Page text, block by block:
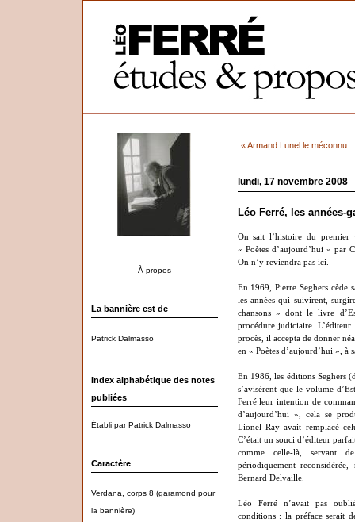
À propos
La bannière est de
Patrick Dalmasso
Index alphabétique des notes
publiées
Établi par Patrick Dalmasso
Caractère
Verdana, corps 8 (garamond pour
la bannière)
« Armand Lunel le
lundi, 17 novembre 2008
Léo Ferré, les années-
On sait l’histoire du premier
« Poètes d’aujourd’hui » par
On n’y reviendra pas ici.
En 1969, Pierre Seghers cède
les années qui suivirent,
chansons » dont le livre
procédure judiciaire.
procès, il accepta de donner
en « Poètes d’aujourd’hui », à
En 1986, les éditions Seghers
s’avisèrent que le volume
Ferré leur intention de
d’aujourd’hui », cela se
Lionel Ray avait remplacé
C’était un souci d’éditeur
comme celle-là, servant
périodiquement
Bernard Delvaille.
Léo Ferré n’avait pas
conditions : la préface serait